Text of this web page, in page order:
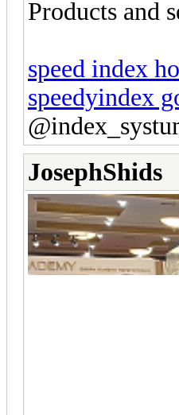
Products and
speed index
speedyindex
JosephShids